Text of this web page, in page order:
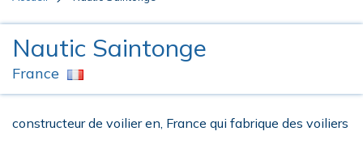
Nautic Saintonge
France
constructeur de voilier en, France qui fabrique des voiliers